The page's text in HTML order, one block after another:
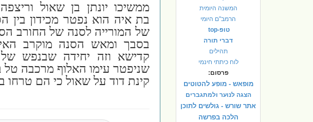
המשנה היומית
הרמב"ם היומי
טופ-top
דברי תורה
תהילים
לוח כיתתי חינמי
פרסום:
מופאש - מופע להטוטים
הצגה לנוער ולמתגברים
אתר שורש - גולשים לתוכן
הלכה בפרשה
ממשיכו יונתן בן שאול וריצפה
בת איה הוא נפטר מכידון בין
של המורייה לסנה של החורב
בסבך ומאש הסנה מוקרב
קדישא וזה יחידה שבנפש
שניפטר עימו האלוף מרכבה
קינת דוד על שאול כי הם